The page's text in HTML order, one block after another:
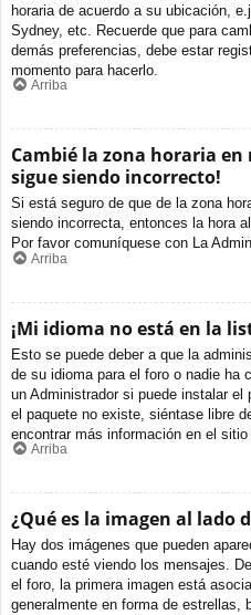
horaria de acuerdo a su ubicación,
Sydney, etc. Recuerde que para
demás preferencias, debe estar
momento para hacerlo.
Arriba
Cambié la zona horaria
sigue siendo incorrecto!
Si está seguro de que de la zona
siendo incorrecta, entonces la hora
Por favor comuníquese con La
Arriba
¡Mi idioma no está en la
Esto se puede deber a que la
de su idioma para el foro o nadie ha
un Administrador si puede instalar
el paquete no existe, siéntase libre
encontrar más información en el sitio
Arriba
¿Qué es la imagen al lado
Hay dos imágenes que pueden
cuando esté viendo los mensajes.
el foro, la primera imagen está
generalmente en forma de estrellas,